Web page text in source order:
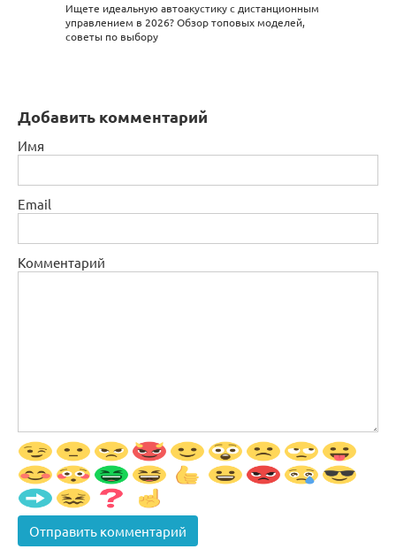
Ищете идеальную автоакустику с дистанционным
управлением в 2026? Обзор топовых моделей,
советы по выбору
Добавить комментарий
Имя
Email
Комментарий